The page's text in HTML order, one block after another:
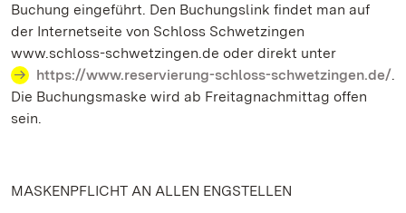
Buchung eingeführt. Den Buchungslink findet man auf
der Internetseite von Schloss Schwetzingen
www.schloss-schwetzingen.de oder direkt unter
https://www.reservierung-schloss-schwetzingen.de/.
Die Buchungsmaske wird ab Freitagnachmittag offen
sein.
MASKENPFLICHT AN ALLEN ENGSTELLEN